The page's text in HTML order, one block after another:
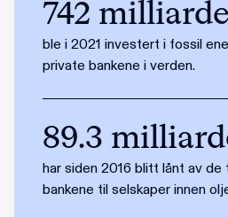
742
ble i 2021 investert i fossil
private bankene i verden.
89.3
har siden 2016 blitt lånt av
bankene til selskaper innen